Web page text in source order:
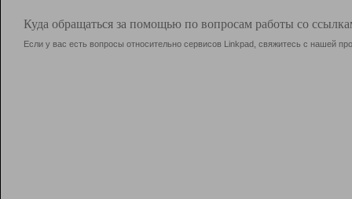
Куда обращаться за помощью по вопросам работы со
Если у вас есть вопросы относительно сервисов Linkpad, свяжитесь с нашей